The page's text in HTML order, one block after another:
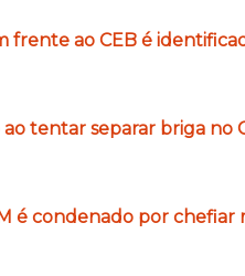
frente ao CEB é
tentar separar briga no
é condenado por chefiar